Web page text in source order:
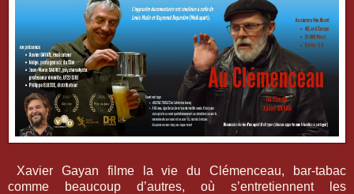
Xavier Gayan filme la vie du Clémenceau, bar-tabac
comme beaucoup d’autres, où s’entretiennent les